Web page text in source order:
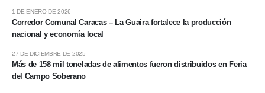
Corredor Comunal Caracas – La Guaira fortalece la producción
nacional y economía local
1 DE ENERO DE 2026
Más de 158 mil toneladas de alimentos fueron distribuidos en Feria
del Campo Soberano
27 DE DICIEMBRE DE 2025